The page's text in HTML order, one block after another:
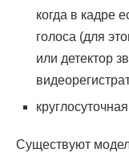
когда в кадре
голоса (для
или детектор
Существуют